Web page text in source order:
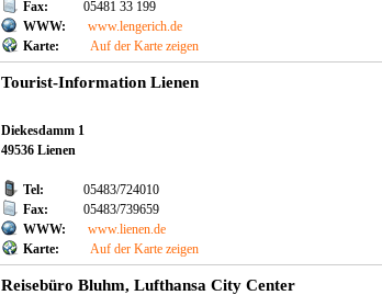
Fax:
05481 33 199
WWW:
www.lengerich.de
Karte:
Auf der Karte zeigen
Tourist-Information Lienen
Diekesdamm 1
49536 Lienen
Tel:
05483/724010
Fax:
05483/739659
WWW:
www.lienen.de
Karte:
Auf der Karte zeigen
Reisebüro Bluhm, Lufthansa City Center